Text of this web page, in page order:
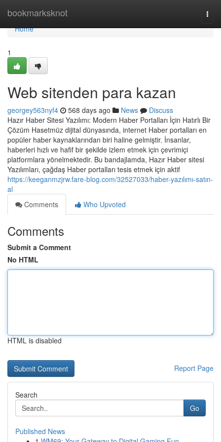
bookmarksknot
Home
Home
1
Web sitenden para kazan
georgey563nyf4 568 days ago News
Discuss
Hazır Haber Sitesi Yazılımı: Modern Haber Portalları İçin Hatırlı Bir
Çözüm Hasetmüz dijital dünyasında, internet Haber portalları en
popüler haber kaynaklarından biri haline gelmiştir. İnsanlar,
haberleri hızlı ve hafif bir şekilde izlem etmek için çevrimiçi
platformlara yönelmektedir. Bu bandajlamda, Hazır Haber sitesi
Yazılımları, çağdaş Haber portalları tesis etmek için aktif
https://keeganmzjrw.fare-blog.com/32527033/haber-yazılımı-satın-
al
Comments
Who Upvoted
Comments
Submit a Comment
No HTML
HTML is disabled
Report Page
Search
Go
Published News